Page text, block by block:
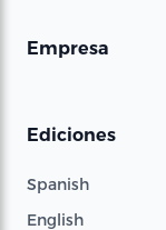
Empresa
Ediciones
Spanish
English